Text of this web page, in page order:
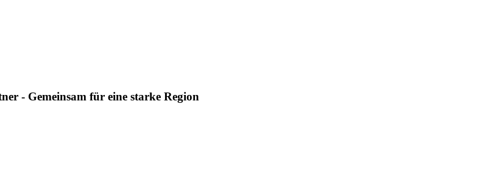
- Gemeinsam für eine starke Region